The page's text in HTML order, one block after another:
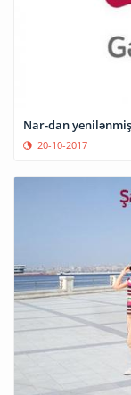
Nar-dan
20-10-2017